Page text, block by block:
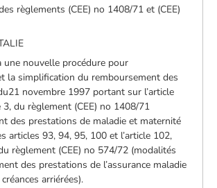
règlements (CEE) no 1408/71 et (CEE)
une nouvelle procédure pour
la simplification du remboursement des
novembre 1997 portant sur l’article
3, du règlement (CEE) no 1408/71
des prestations de maladie et maternité
articles 93, 94, 95, 100 et l’article 102,
règlement (CEE) no 574/72 (modalités
des prestations de l’assurance maladie
arriérées).